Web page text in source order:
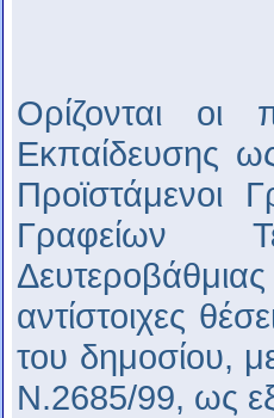
Ορίζονται οι
Εκπαίδευσης
Προϊστάμενοι
Γραφείων
αντίστοιχες
του δημοσίου,
Ν.2685/99, ως